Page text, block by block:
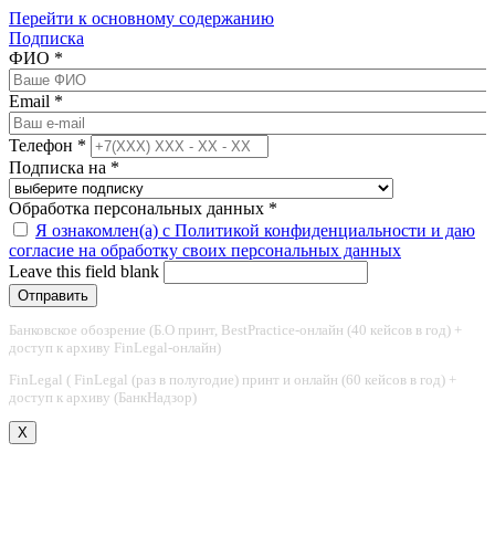
Перейти к основному содержанию
Подписка
ФИО *
Email *
Телефон *
Подписка на *
Обработка персональных данных *
Я ознакомлен(а) с Политикой конфиденциальности и даю
согласие на обработку своих персональных данных
Leave this field blank
Банковское обозрение (Б.О принт, BestPractice-онлайн (40 кейсов в год) +
доступ к архиву FinLegal-онлайн)
FinLegal ( FinLegal (раз в полугодие) принт и онлайн (60 кейсов в год) +
доступ к архиву (БанкНадзор)
X